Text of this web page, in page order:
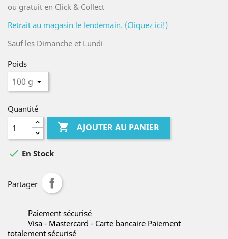
ou gratuit en Click & Collect
Retrait au magasin le lendemain. (Cliquez ici!)
Sauf les Dimanche et Lundi
Poids
Quantité
 AJOUTER AU PANIER
 En Stock
Partager
Paiement sécurisé
Visa - Mastercard - Carte bancaire Paiement
totalement sécurisé